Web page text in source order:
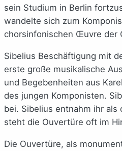
sein Studium in Berlin
wandelte sich zum
chorsinfonischen Œuvre der
Sibelius Beschäftigung mit
erste große musikalische
und Begebenheiten aus
des jungen Komponisten.
bei. Sibelius entnahm ihr
steht die Ouvertüre oft im
Die Ouvertüre, als